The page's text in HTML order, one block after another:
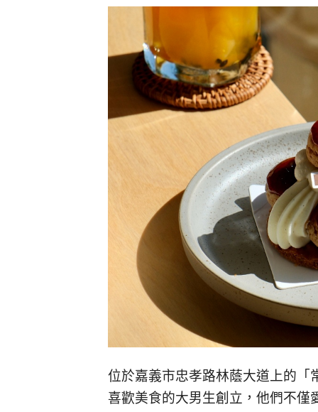
位於嘉義市忠孝路林蔭大道上的「
喜歡美食的大男生創立，他們不僅